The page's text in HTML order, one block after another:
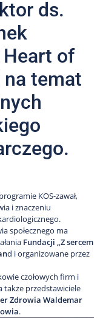
ds.
of
na temat
KOS-zawał,
i znaczeniu
społecznego ma
Fundacji „Z sercem
d i organizowane przez
czołowych firm i
także przedstawiciele
Zdrowia Waldemar
.